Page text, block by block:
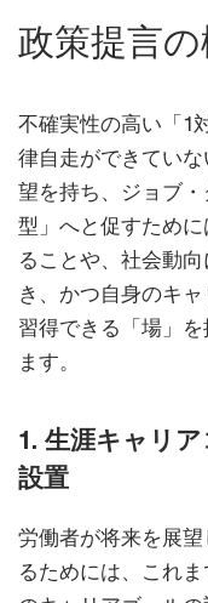
政策提言
不確実性の高い「1
律自走ができてい
望を持ち、ジョブ
型」へと促すため
ることや、社会動
き、かつ自身のキ
習得できる「場」
ます。
1. 生涯キャリ
設置
労働者が将来を展
るためには、これ